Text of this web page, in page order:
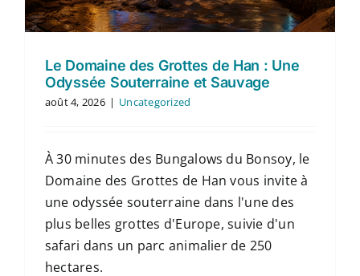
Le Domaine des Grottes de Han : Une
Odyssée Souterraine et Sauvage
août 4, 2026 | Uncategorized
À 30 minutes des Bungalows du Bonsoy, le
Domaine des Grottes de Han vous invite à
une odyssée souterraine dans l'une des
plus belles grottes d'Europe, suivie d'un
safari dans un parc animalier de 250
hectares.